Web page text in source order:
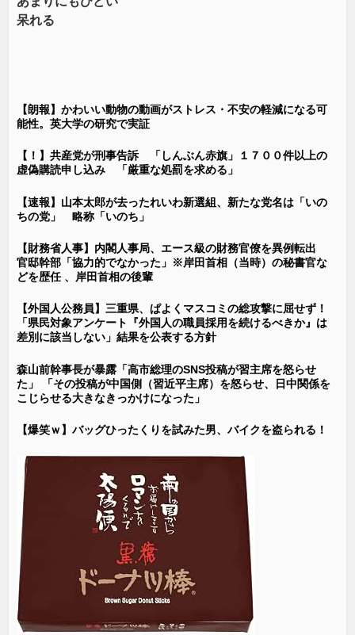
呆れる
【朗報】かわいい動物の動画がストレス・不安の軽減になる可
能性。英大学の研究で実証
【！】共産党が刑事告訴 「しんぶん赤旗」１７００件以上の
虚偽購読申し込み 「厳重な処罰を求める」
【速報】山本太郎が去ったれいわ新選組、新たな党名は「いの
ちの党」 略称「いのち」
【財務省人事】内閣人事局、エース級の財務官僚を異例転出
官邸幹部「協力的でなかった」※岸田首相（当時）の秘書官な
どを歴任 、岸田首相の後輩
【外国人公務員】三重県、ぱよくマスコミの総攻撃に屈せず！
「県民対象アンケート『外国人の職員採用を続けるべきか』は
差別に該当しない」結果を公表する方針
森山前幹事長が暴露「高市総理のSNS投稿が習主席を怒らせ
た」 「その投稿が中国側（習近平主席）を怒らせ、日中関係を
こじらせる大きなきっかけになった」
【爆笑ｗ】バッグひったくりを試みた男、バイクを盗られる！